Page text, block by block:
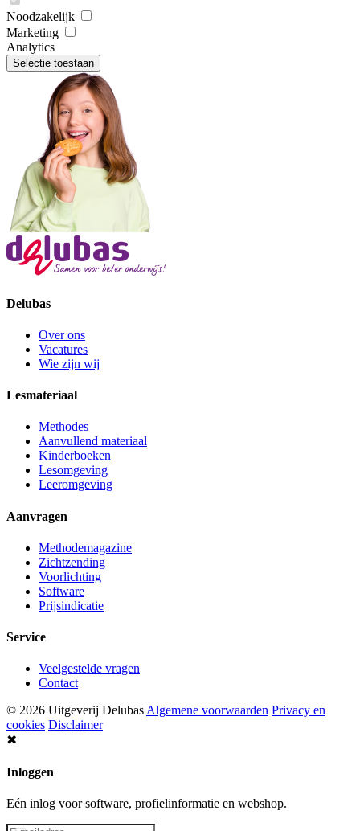
Noodzakelijk
Marketing
Analytics
Selectie toestaan
Delubas
Over ons
Vacatures
Wie zijn wij
Lesmateriaal
Methodes
Aanvullend materiaal
Kinderboeken
Lesomgeving
Leeromgeving
Aanvragen
Methodemagazine
Zichtzending
Voorlichting
Software
Prijsindicatie
Service
Veelgestelde vragen
Contact
© 2026 Uitgeverij DelubasAlgemene voorwaarden Privacy en
cookies Disclaimer
✖
Inloggen
Eén inlog voor software, profielinformatie en webshop.